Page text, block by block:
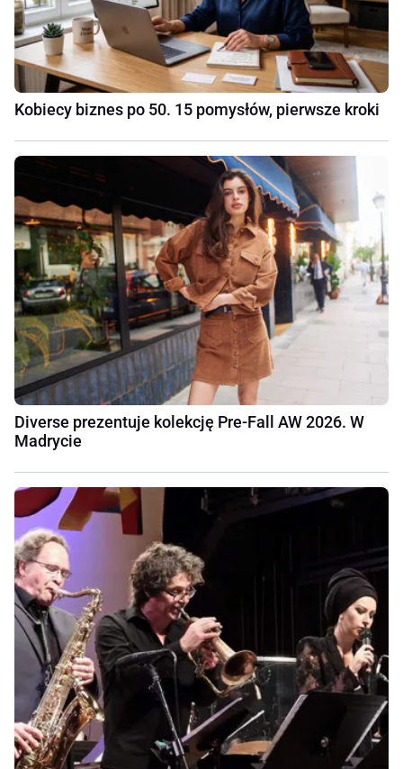
Kobiecy biznes po 50. 15 pomysłów, pierwsze kroki
Diverse prezentuje kolekcję Pre-Fall AW 2026. W
Madrycie